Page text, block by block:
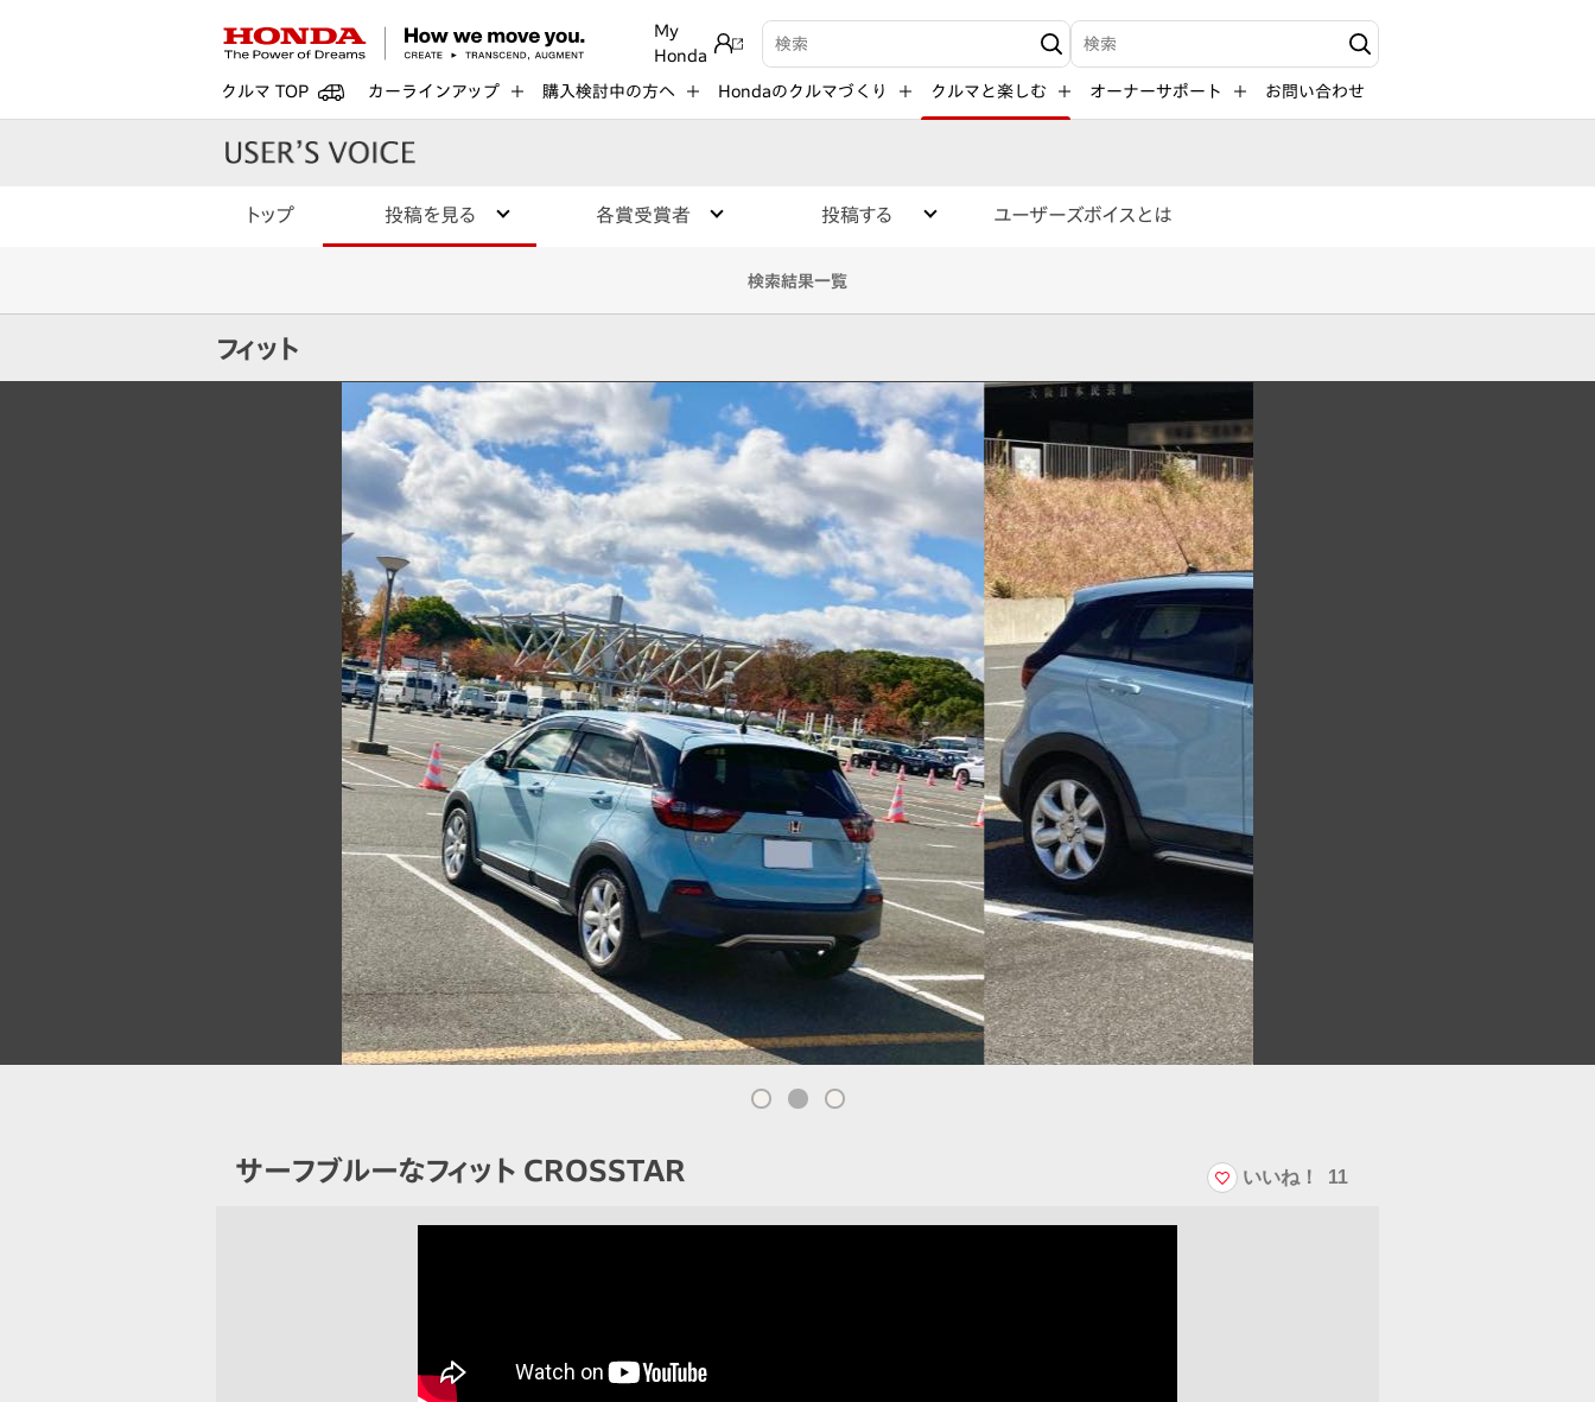
My
Honda
検索キーワード入力 検索キーワード入力
クルマ TOP カーラインアップ 購入検討中の方へ Hondaのクルマづくり クルマと楽しむ オーナーサポート お問い合わせ
トップ 投稿を見る 各賞受賞者 投稿する ユーザーズボイスとは
検索結果一覧
フィット
サーフブルーなフィット CROSSTAR いいね！ 11